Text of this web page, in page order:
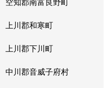
上川郡和寒町
上川郡下川町
中川郡音威子府村